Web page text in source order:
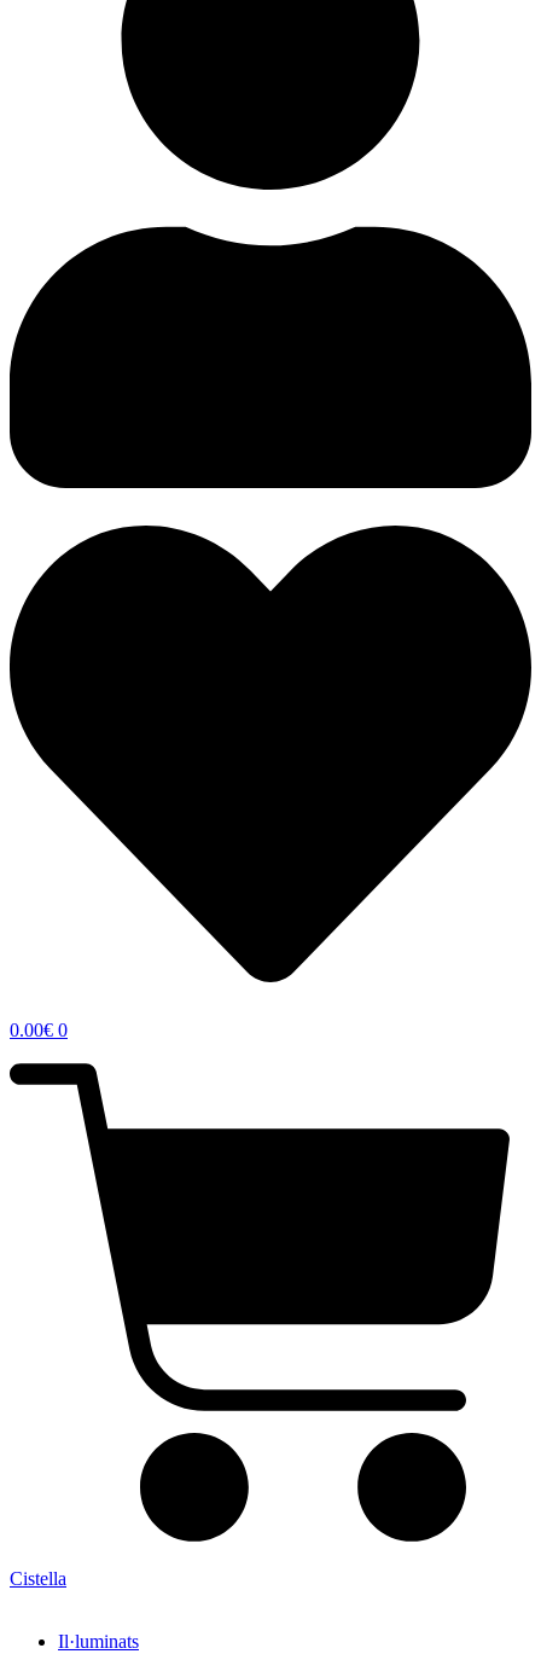
0.00€ 0
Cistella
Il·luminats